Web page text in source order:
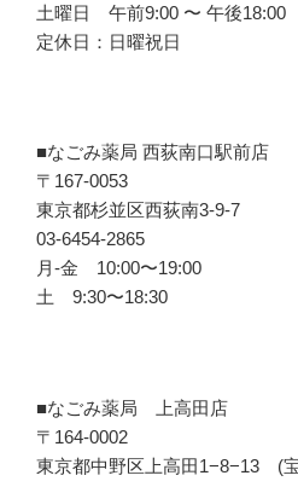
土曜日 午前9:00 〜 午後18:00
定休日：日曜祝日
■なごみ薬局 西荻南口駅前店
〒167-0053
東京都杉並区西荻南3-9-7
03-6454-2865
月-金 10:00〜19:00
土 9:30〜18:30
■なごみ薬局 上高田店
〒164-0002
東京都中野区上高田1−8−13 (宝